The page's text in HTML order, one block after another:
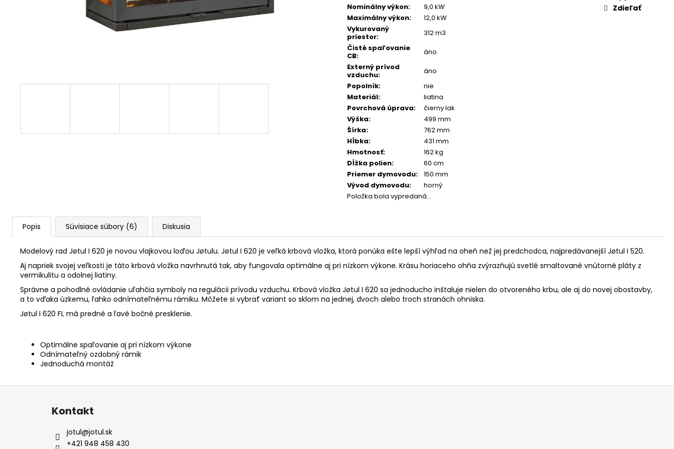
Nominálny výkon:
9,0 kW
Maximálny výkon:
12,0 kW
Vykurovaný
priestor:
312 m3
Čisté spaľovanie
CB:
áno
Externý prívod
vzduchu:
áno
Popolník:
nie
Materiál:
liatina
Povrchová úprava:
čierny lak
Výška:
499 mm
Šírka:
762 mm
Hĺbka:
431 mm
Hmotnosť:
162 kg
Dĺžka polien:
60 cm
Priemer dymovodu:
150 mm
Vývod dymovodu:
horný
Položka bola vypredaná…
Zdieľať
Popis Súvisiace súbory (6) Diskusia
Modelový rad Jøtul I 620 je novou vlajkovou loďou Jøtulu. Jøtul I 620 je veľká krbová vložka, ktorá ponúka ešte lepší výhľad na oheň než jej predchodca, najpredávanejší Jøtul I 520.
Aj napriek svojej veľkosti je táto krbová vložka navrhnutá tak, aby fungovala optimálne aj pri nízkom výkone. Krásu horiaceho ohňa zvýrazňujú svetlé smaltované vnútorné pláty z
vermikulitu a odolnej liatiny.
Správne a pohodlné ovládanie uľahčia symboly na regulácii prívodu vzduchu. Krbová vložka Jøtul I 620 sa jednoducho inštaluje nielen do otvoreného krbu, ale aj do novej obostavby,
a to vďaka úzkemu, ľahko odnímateľnému rámiku. Môžete si vybrať variant so sklom na jednej, dvoch alebo troch stranách ohniska.
Jøtul I 620 FL má predné a ľavé bočné presklenie.
Optimálne spaľovanie aj pri nízkom výkone
Odnímateľný ozdobný rámik
Jednoduchá montáž
Z
Kontakt
jotul@jotul.sk
+421 948 458 430